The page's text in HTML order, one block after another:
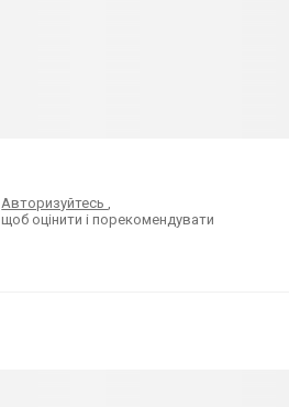
Авторизуйтесь,
щоб оцінити і порекомендувати